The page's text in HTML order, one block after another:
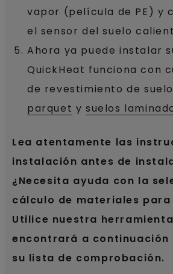
vapor (película de PE) y
el sensor del suelo
Ahora ya puede instalar
QuickHeat funciona con
de revestimiento de
parquet ysuelos
Lea atentamente las
instalación antes de
¿Necesita ayuda con la
cálculo de materiales
Utilice nuestra
encontrará a continuación
su lista de comprobación.